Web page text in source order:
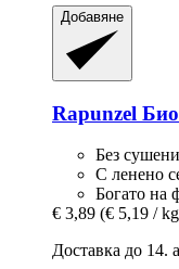
Добавяне
Rapunzel
Без
С ленено
Богато на
€ 3,89 (€ 5,19 /
Доставка до 14.